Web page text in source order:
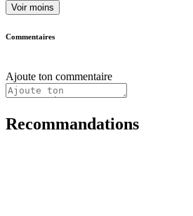
Voir moins
Commentaires
Ajoute ton commentaire
Recommandations